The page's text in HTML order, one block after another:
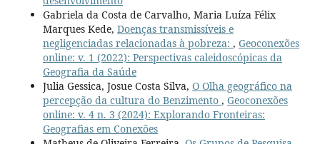
Gabriela da Costa de Carvalho, Maria Luíza Félix
Marques Kede, Doenças transmissíveis e
negligenciadas relacionadas à pobreza: , Geoconexões
online: v. 1 (2022): Perspectivas caleidoscópicas da
Geografia da Saúde
Julia Gessica, Josue Costa Silva, O Olha geográfico na
percepção da cultura do Benzimento , Geoconexões
online: v. 4 n. 3 (2024): Explorando Fronteiras:
Geografias em Conexões